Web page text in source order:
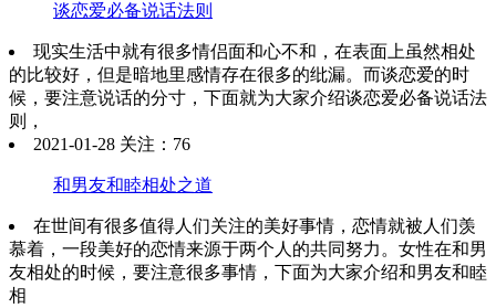
谈恋爱必备说话法则
现实生活中就有很多情侣面和心不和，在表面上虽然相处
的比较好，但是暗地里感情存在很多的纰漏。而谈恋爱的时
候，要注意说话的分寸，下面就为大家介绍谈恋爱必备说话法
则，
2021-01-28 关注：76
和男友和睦相处之道
在世间有很多值得人们关注的美好事情，恋情就被人们羡
慕着，一段美好的恋情来源于两个人的共同努力。女性在和男
友相处的时候，要注意很多事情，下面为大家介绍和男友和睦
相